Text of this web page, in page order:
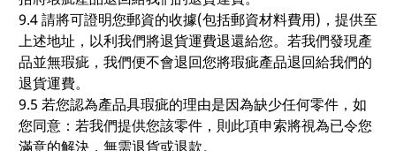
9.4 請將可證明您郵資的收據(包括郵資材料費用)，提供至
上述地址，以利我們將退貨運費退還給您。若我們發現產
品並無瑕疵，我們便不會退回您將瑕疵產品退回給我們的
退貨運費。
9.5 若您認為產品具瑕疵的理由是因為缺少任何零件，如
您同意：若我們提供您該零件，則此項申索將視為已令您
滿意的解決，無需退貨或退款。